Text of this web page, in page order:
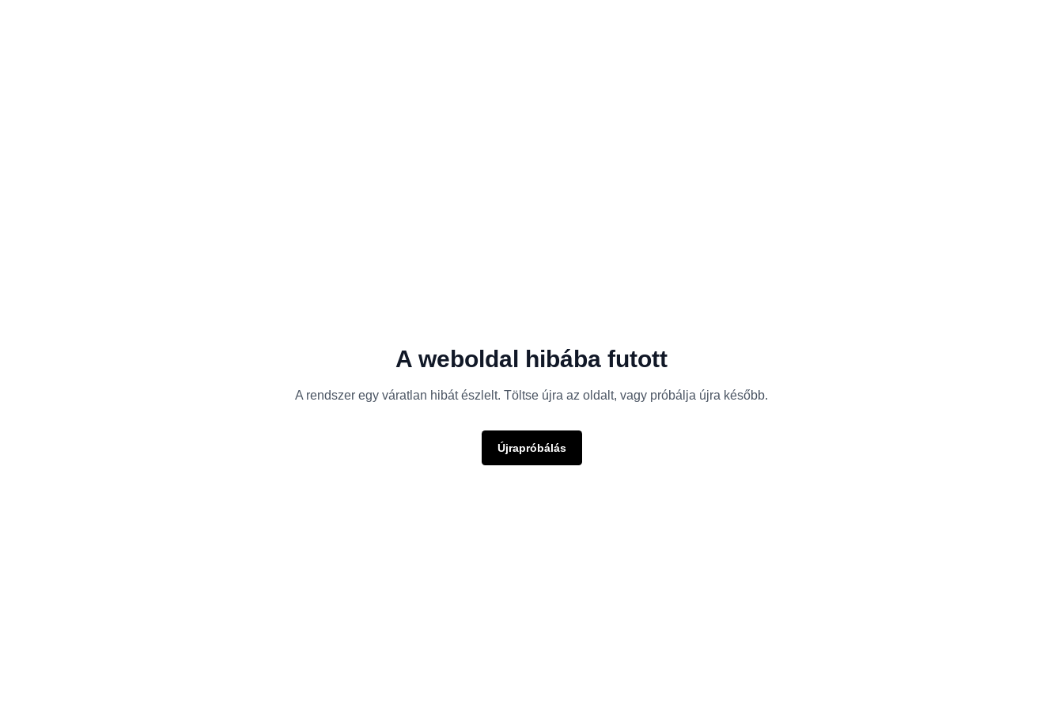
A weboldal hibába futott
A rendszer egy váratlan hibát észlelt. Töltse újra az oldalt, vagy próbálja újra később.
Újrapróbálás